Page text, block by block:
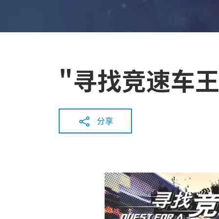
"寻找竞速车
分享